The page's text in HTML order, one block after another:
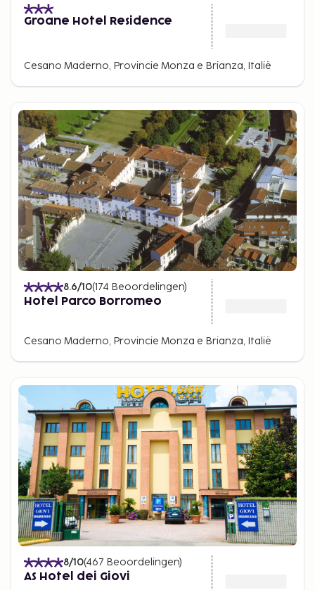
Groane Hotel Residence
Cesano Maderno, Provincie Monza e Brianza, Italië
8.6/10(174 Beoordelingen)
Hotel Parco Borromeo
Cesano Maderno, Provincie Monza e Brianza, Italië
8/10(467 Beoordelingen)
AS Hotel dei Giovi